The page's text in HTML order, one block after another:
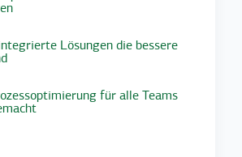
Lösungen die bessere
für alle Teams